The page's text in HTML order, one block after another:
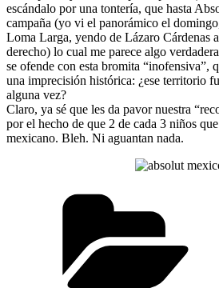
escándalo por una tontería, que hasta
campaña (yo vi el panorámico el
Loma Larga, yendo de Lázaro Cárdenas
derecho) lo cual me parece algo
se ofende con esta bromita “inofensiva”,
una imprecisión histórica: ¿ese territorio
alguna vez?
Claro, ya sé que les da pavor nuestra
por el hecho de que 2 de cada 3 niños
mexicano. Bleh. Ni aguantan nada.